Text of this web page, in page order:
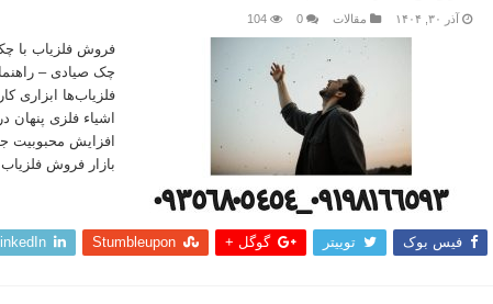
آذر ۳۰, ۱۴۰۴ مقالات 0
104
فروش فلزیاب با
چک صیادی –
فلزیاب‌ها ابزاری
اشیاء فلزی پنهان
افزایش محبوبیت
بازار فروش
فیس بوک توییتر گوگل + Stumbleupon